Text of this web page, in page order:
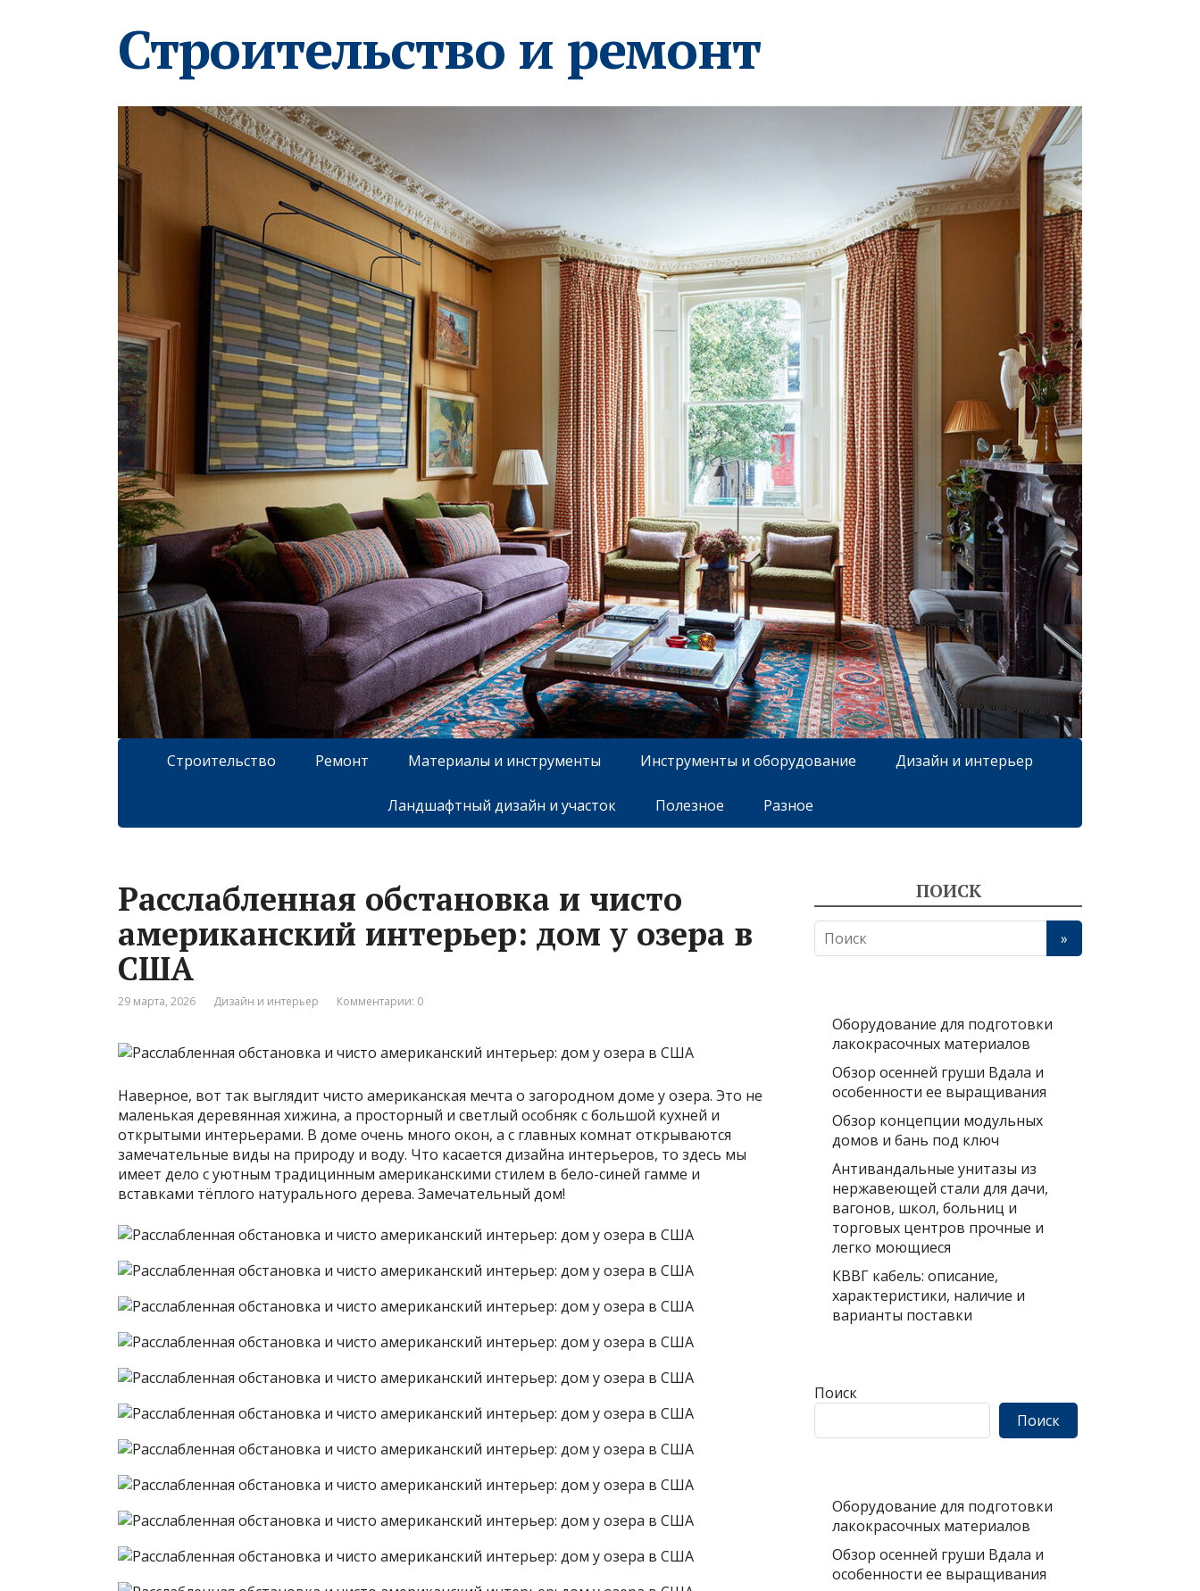
Строительство и ремонт
Строительство Ремонт Материалы и инструменты Инструменты и оборудование Дизайн и интерьер
Ландшафтный дизайн и участок Полезное Разное
Расслабленная обстановка и чисто
американский интерьер: дом у озера в
США
29 марта, 2026 Дизайн и интерьер Комментарии: 0
Наверное, вот так выглядит чисто американская мечта о загородном доме у озера. Это не
маленькая деревянная хижина, а просторный и светлый особняк с большой кухней и
открытыми интерьерами. В доме очень много окон, а с главных комнат открываются
замечательные виды на природу и воду. Что касается дизайна интерьеров, то здесь мы
имеет дело с уютным традицинным американскими стилем в бело-синей гамме и
вставками тёплого натурального дерева. Замечательный дом!
ПОИСК
Оборудование для подготовки
лакокрасочных материалов
Обзор осенней груши Вдала и
особенности ее выращивания
Обзор концепции модульных
домов и бань под ключ
Антивандальные унитазы из
нержавеющей стали для дачи,
вагонов, школ, больниц и
торговых центров прочные и
легко моющиеся
КВВГ кабель: описание,
характеристики, наличие и
варианты поставки
Поиск
Поиск
Оборудование для подготовки
лакокрасочных материалов
Обзор осенней груши Вдала и
особенности ее выращивания